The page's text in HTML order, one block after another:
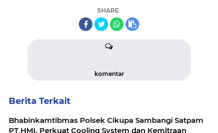
SHARE
komentar
Berita Terkait
Bhabinkamtibmas Polsek Cikupa Sambangi Satpam
PT HMI, Perkuat Cooling System dan Kemitraan